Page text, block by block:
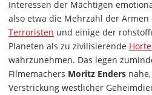
Interessen der Mächtigen
also etwa die Mehrzahl der
Terroristen und einige der
Planeten als zu zivilisierende
wahrzunehmen. Das legen
Filmemachers Moritz Enders
Verstrickung westlicher